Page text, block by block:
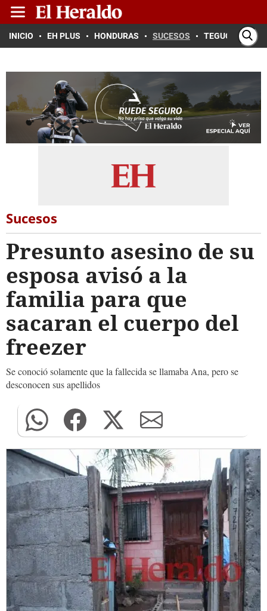
INICIO EH PLUS HONDURAS SUCESOS TEGUCIGALPA
Sucesos
Presunto asesino de su
esposa avisó a la
familia para que
sacaran el cuerpo del
freezer
Se conoció solamente que la fallecida se llamaba Ana, pero se
desconocen sus apellidos